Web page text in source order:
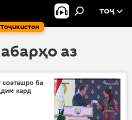
Тоҷикистон
ТОҶ
аз
ба
кард